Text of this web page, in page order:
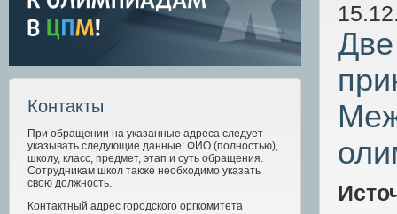
Контакты
При обращении на указанные адреса следует
указывать следующие данные: ФИО (полностью),
школу, класс, предмет, этап и суть обращения.
Сотрудникам школ также необходимо указать
свою должность.
Контактный адрес городского оргкомитета